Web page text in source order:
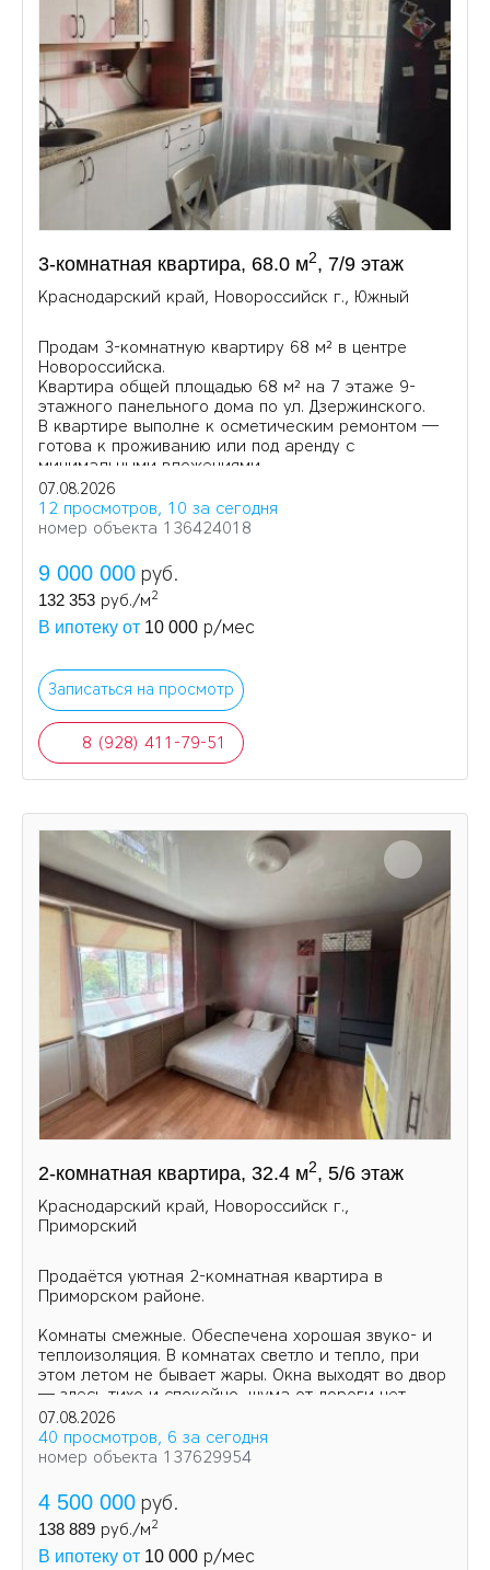
3-комнатная квартира, 68.0 м2, 7/9 этаж
Краснодарский край, Новороссийск г., Южный
Продам 3-комнатную квартиру 68 м² в центре
Новороссийска.
Квартира общей площадью 68 м² на 7 этаже 9-
этажного панельного дома по ул. Дзержинского.
В квартире выполне к осметическим ремонтом —
готова к проживанию или под аренду с
минимальными вложениями.
07.08.2026
12 просмотров, 10 за сегодня
номер объекта 136424018
9 000 000 руб.
132 353 руб./м2
В ипотеку от 10 000 р/мес
Записаться на просмотр
8 (928) 411-79-51
2-комнатная квартира, 32.4 м2, 5/6 этаж
Краснодарский край, Новороссийск г.,
Приморский
Продаётся уютная 2-комнатная квартира в
Приморском районе.
Комнаты смежные. Обеспечена хорошая звуко- и
теплоизоляция. В комнатах светло и тепло, при
этом летом не бывает жары. Окна выходят во двор
— здесь тихо и спокойно, шума от дороги нет.
07.08.2026
40 просмотров, 6 за сегодня
номер объекта 137629954
4 500 000 руб.
138 889 руб./м2
В ипотеку от 10 000 р/мес